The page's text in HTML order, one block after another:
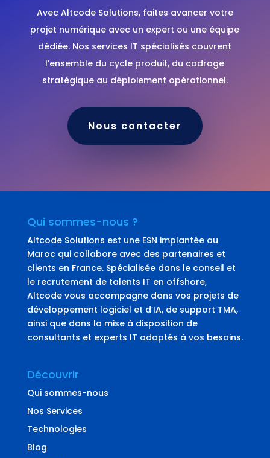
Avec Altcode Solutions, faites avancer votre
projet numérique avec un expert ou une équipe
dédiée. Nos services IT spécialisés couvrent
l’ensemble du cycle produit, du cadrage
stratégique au déploiement opérationnel.
Nous contacter
Qui sommes-nous ?
Altcode Solutions est une ESN implantée au
Maroc qui collabore avec des partenaires et
clients en France. Spécialisée dans le conseil et
le recrutement de talents IT en offshore,
Altcode vous accompagne dans vos projets de
développement logiciel et d’IA, de support TMA,
ainsi que dans la mise à disposition de
consultants et experts IT adaptés à vos besoins.
Découvrir
Qui sommes-nous
Nos Services
Technologies
Blog